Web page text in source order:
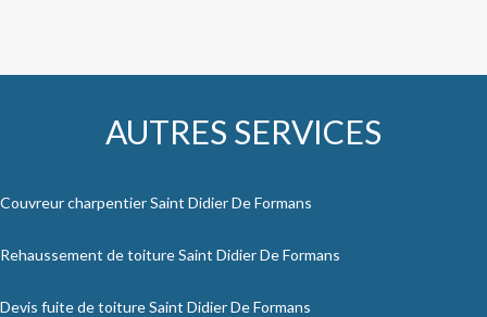
AUTRES SERVICES
Couvreur charpentier Saint Didier De Formans
Rehaussement de toiture Saint Didier De Formans
Devis fuite de toiture Saint Didier De Formans